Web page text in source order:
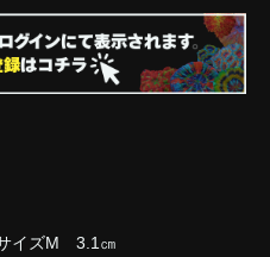
イズM 3.1㎝